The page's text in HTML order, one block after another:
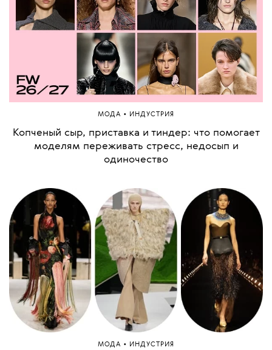
МОДА • ИНДУСТРИЯ
Копченый сыр, приставка и тиндер: что помогает
моделям переживать стресс, недосып и
одиночество
МОДА • ИНДУСТРИЯ